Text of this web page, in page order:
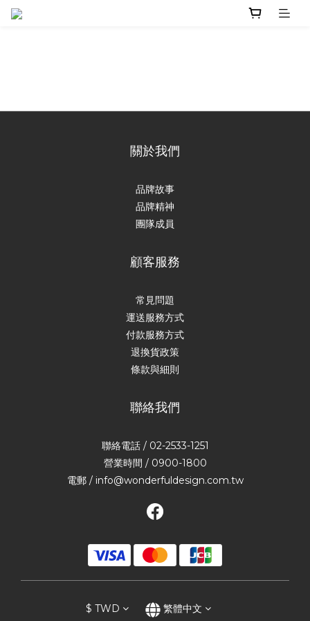
關於我們
品牌故事
品牌精神
團隊成員
顧客服務
常見問題
運送服務方式
付款服務方式
退換貨政策
條款與細則
聯絡我們
聯絡電話 / 02-2533-1251
營業時間 / 0900-1800
電郵 / info@wonderfuldesign.com.tw
$ TWD 繁體中文